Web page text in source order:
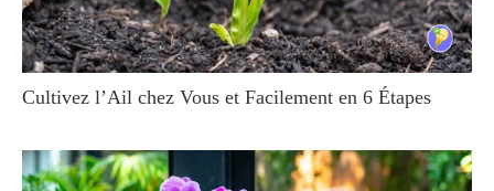
Cultivez l’Ail chez Vous et Facilement en 6 Étapes